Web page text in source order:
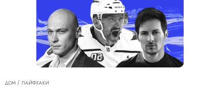
ДОМ
ЛАЙФХАКИ